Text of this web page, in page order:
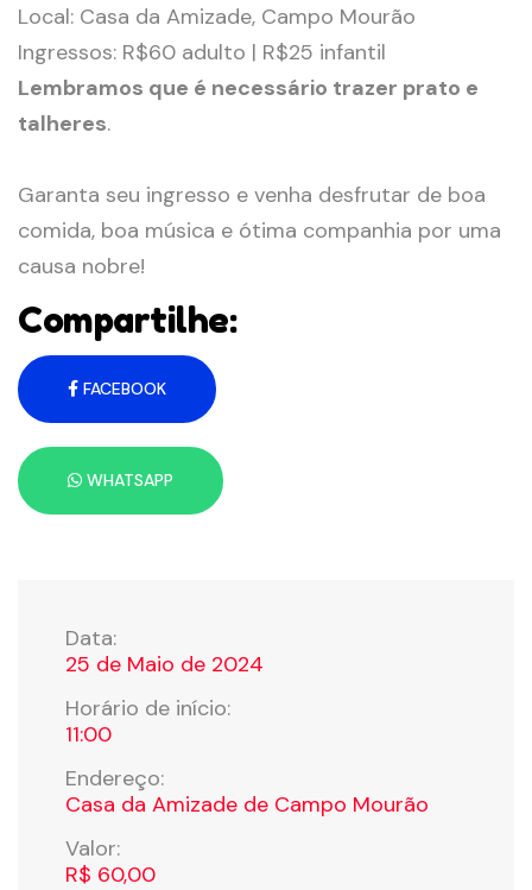
Local: Casa da Amizade, Campo Mourão
Ingressos: R$60 adulto | R$25 infantil
Lembramos que é necessário trazer prato e
talheres.
Garanta seu ingresso e venha desfrutar de boa
comida, boa música e ótima companhia por uma
causa nobre!
Compartilhe:
FACEBOOK
WHATSAPP
Data:
25 de Maio de 2024
Horário de início:
11:00
Endereço:
Casa da Amizade de Campo Mourão
Valor:
R$ 60,00